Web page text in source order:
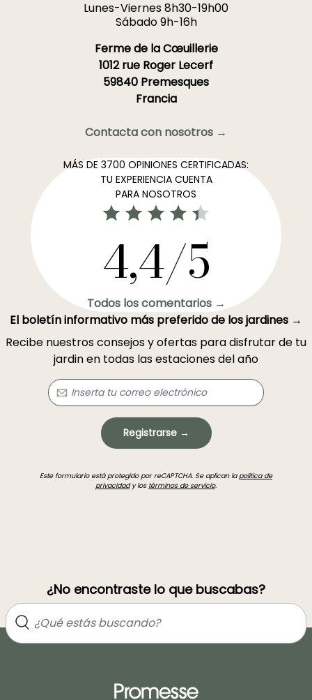
Lunes-Viernes 8h30-19h00
Sábado 9h-16h
Ferme de la Cœuillerie
1012 rue Roger Lecerf
59840 Premesques
Francia
Contacta con nosotros →
MÁS DE 3700 OPINIONES CERTIFICADAS:
TU EXPERIENCIA CUENTA
PARA NOSOTROS
4,4/5
Todos los comentarios →
El boletín informativo más preferido de los jardines →
Recibe nuestros consejos y ofertas para disfrutar de tu
jardin en todas las estaciones del año
Registrarse →
Este formulario está protegido por reCAPTCHA. Se aplican lapolítica de
privacidady los términos de servicio.
¿No encontraste lo que buscabas?